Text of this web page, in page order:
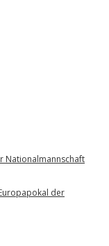
Nationalmannschaft
der